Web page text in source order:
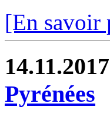
[En savoir
14.11.2017
Pyrénées